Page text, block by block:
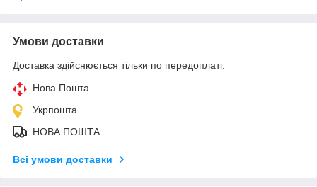
Умови доставки
Доставка здійснюється тільки по передоплаті.
Нова Пошта
Укрпошта
НОВА ПОШТА
Всі умови доставки